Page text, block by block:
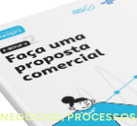
NEGÓCIOS,PROCESSOS